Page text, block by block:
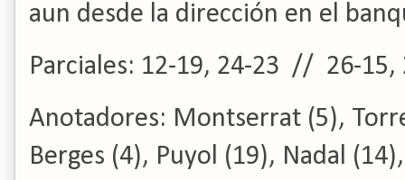
aun desde la dirección en el
Parciales: 12-19, 24-23 // 26-15,
Anotadores: Montserrat (5),
Berges (4), Puyol (19), Nadal